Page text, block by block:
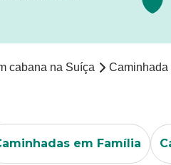
cabana na Suíça Caminhada
em Família